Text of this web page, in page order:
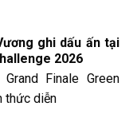
ghi dấu ấn tại
2026
Finale Green
thức diễn